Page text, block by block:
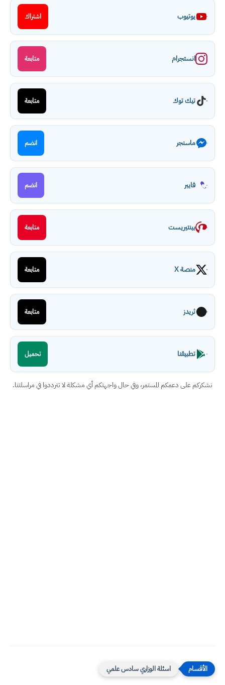
يوتيوب اشتراك
انستجرام متابعة
تيك توك متابعة
ماسنجر انضم
فايبر انضم
بينتيريست متابعة
منصة X متابعة
ثريدز متابعة
تطبيقنا تحميل
نشكركم على دعمكم المستمر، وفي حال واجهتكم أي مشكلة لا تترددوا في مراسلتنا.
اسئلة الوزاري سادس علمي